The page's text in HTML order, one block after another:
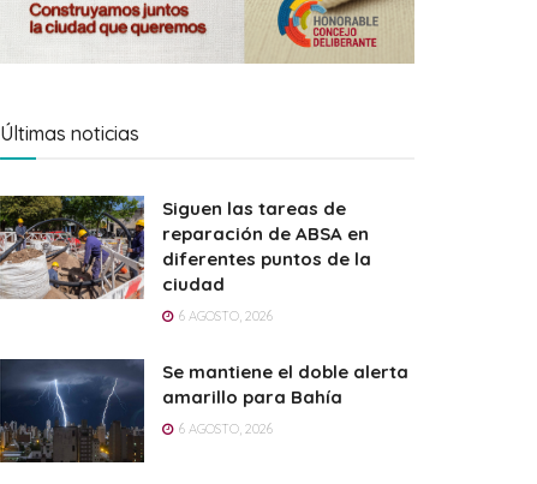
Últimas noticias
Siguen las tareas de
reparación de ABSA en
diferentes puntos de la
ciudad
6 AGOSTO, 2026
Se mantiene el doble alerta
amarillo para Bahía
6 AGOSTO, 2026